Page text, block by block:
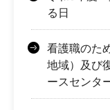
る日
看護職のた
地域）及び
ースセンタ